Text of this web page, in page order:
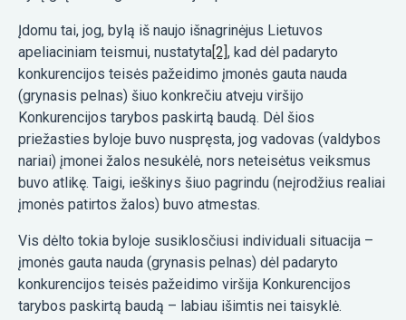
Įdomu tai, jog, bylą iš naujo išnagrinėjus Lietuvos
apeliaciniam teismui, nustatyta[2], kad dėl padaryto
konkurencijos teisės pažeidimo įmonės gauta nauda
(grynasis pelnas) šiuo konkrečiu atveju viršijo
Konkurencijos tarybos paskirtą baudą. Dėl šios
priežasties byloje buvo nuspręsta, jog vadovas (valdybos
nariai) įmonei žalos nesukėlė, nors neteisėtus veiksmus
buvo atlikę. Taigi, ieškinys šiuo pagrindu (neįrodžius realiai
įmonės patirtos žalos) buvo atmestas.
Vis dėlto tokia byloje susiklosčiusi individuali situacija –
įmonės gauta nauda (grynasis pelnas) dėl padaryto
konkurencijos teisės pažeidimo viršija Konkurencijos
tarybos paskirtą baudą – labiau išimtis nei taisyklė.